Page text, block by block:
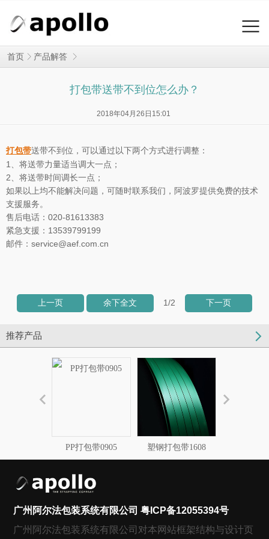
首页 产品解答
打包带送带不到位怎么办？
2018年04月26日15:01
打包带送带不到位，可以通过以下两个方式进行调整：
1、将送带力量适当调大一点；
2、将送带时间调长一点；
如果以上均不能解决问题，可随时联系我们，阿波罗提供免费的技术
支援服务。
售后电话：020-81613383
紧急支援：13539799199
邮件：service@aef.com.cn
上一页 余下全文 1/2 下一页
推荐产品
PP打包带0905 塑钢打包带1608
广州阿尔法包装系统有限公司粤ICP备12055394号
广州阿尔法包装系统有限公司对本网站框架结构与设计页